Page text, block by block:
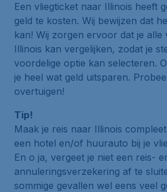
Een vliegticket naar Illinois heeft
geld te kosten. Wij bewijzen dat
kan! Wij zorgen ervoor dat je alle
Illinois kan vergelijken, zodat je
voordelige optie kan selecteren.
je heel wat geld uitsparen.
overtuigen!
Tip!
Maak je reis naar Illinois
een hotel en/of huurauto bij je
En o ja, vergeet je niet een reis-
annuleringsverzekering af te
sommige gevallen wel eens veel